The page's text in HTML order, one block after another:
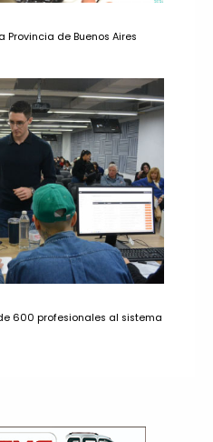
Provincia de Buenos Aires
600 profesionales al sistema